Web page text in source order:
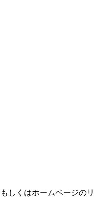
しくはホームページのリ